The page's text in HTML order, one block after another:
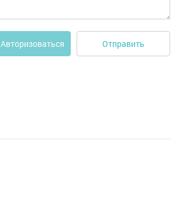
Авторизоваться Отправить